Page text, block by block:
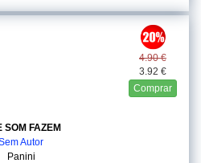
4.90 €
3.92 €
Comprar
SOM FAZEM
Autor
Panini